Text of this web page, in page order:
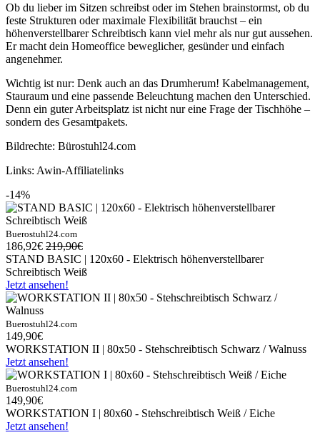
Ob du lieber im Sitzen schreibst oder im Stehen brainstormst, ob du
feste Strukturen oder maximale Flexibilität brauchst – ein
höhenverstellbarer Schreibtisch kann viel mehr als nur gut aussehen.
Er macht dein Homeoffice beweglicher, gesünder und einfach
angenehmer.
Wichtig ist nur: Denk auch an das Drumherum! Kabelmanagement,
Stauraum und eine passende Beleuchtung machen den Unterschied.
Denn ein guter Arbeitsplatz ist nicht nur eine Frage der Tischhöhe –
sondern des Gesamtpakets.
Bildrechte: Bürostuhl24.com
Links: Awin-Affiliatelinks
-14%
Buerostuhl24.com
186,92€ 219,90€
STAND BASIC | 120x60 - Elektrisch höhenverstellbarer
Schreibtisch Weiß
Jetzt ansehen!
Buerostuhl24.com
149,90€
WORKSTATION II | 80x50 - Stehschreibtisch Schwarz / Walnuss
Jetzt ansehen!
Buerostuhl24.com
149,90€
WORKSTATION I | 80x60 - Stehschreibtisch Weiß / Eiche
Jetzt ansehen!